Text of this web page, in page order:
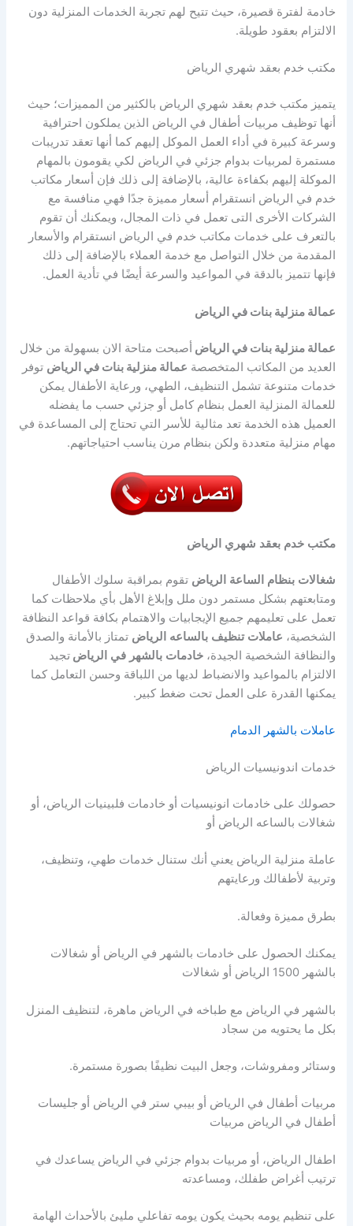
خادمة لفترة قصيرة، حيث تتيح لهم تجربة الخدمات المنزلية دون
الالتزام بعقود طويلة.
مكتب خدم بعقد شهري الرياض
يتميز مكتب خدم بعقد شهري الرياض بالكثير من المميزات؛ حيث
أنها توظيف مربيات أطفال في الرياض الذين يملكون احترافية
وسرعة كبيرة في أداء العمل الموكل إليهم كما أنها تعقد تدريبات
مستمرة لمربيات بدوام جزئي في الرياض لكي يقومون بالمهام
الموكلة إليهم بكفاءة عالية، بالإضافة إلى ذلك فإن أسعار مكاتب
خدم في الرياض انستقرام أسعار مميزة جدًا فهي منافسة مع
الشركات الأخرى التى تعمل في ذات المجال، ويمكنك أن تقوم
بالتعرف على خدمات مكاتب خدم في الرياض انستقرام والأسعار
المقدمة من خلال التواصل مع خدمة العملاء بالإضافة إلى ذلك
فإنها تتميز بالدقة في المواعيد والسرعة أيضًا في تأدية العمل.
عمالة منزلية بنات في الرياض
عمالة منزلية بنات في الرياض أصبحت متاحة الان بسهولة من خلال
العديد من المكاتب المتخصصة عمالة منزلية بنات في الرياض توفر
خدمات متنوعة تشمل التنظيف، الطهي، ورعاية الأطفال يمكن
للعمالة المنزلية العمل بنظام كامل أو جزئي حسب ما يفضله
العميل هذه الخدمة تعد مثالية للأسر التي تحتاج إلى المساعدة في
مهام منزلية متعددة ولكن بنظام مرن يناسب احتياجاتهم.
مكتب خدم بعقد شهري الرياض
شغالات بنظام الساعة الرياض تقوم بمراقبة سلوك الأطفال
ومتابعتهم بشكل مستمر دون ملل وإبلاغ الأهل بأي ملاحظات كما
تعمل على تعليمهم جميع الإيجابيات والاهتمام بكافة قواعد النظافة
الشخصية، عاملات تنظيف بالساعه الرياض تمتاز بالأمانة والصدق
والنظافة الشخصية الجيدة،خادمات بالشهر في الرياضتجيد
الالتزام بالمواعيد والانضباط لديها من اللباقة وحسن التعامل كما
يمكنها القدرة على العمل تحت ضغط كبير.
عاملات بالشهر الدمام
خدمات اندونيسيات الرياض
حصولك على خادمات انونيسيات أو خادمات فلبينيات الرياض، أو
شغالات بالساعه الرياض أو
عاملة منزلية الرياض يعني أنك ستنال خدمات طهي، وتنظيف،
وتربية لأطفالك ورعايتهم
بطرق مميزة وفعالة.
يمكنك الحصول على خادمات بالشهر في الرياض أو شغالات
بالشهر 1500 الرياض أو شغالات
بالشهر في الرياض مع طباخه في الرياض ماهرة، لتنظيف المنزل
بكل ما يحتويه من سجاد
وستائر ومفروشات، وجعل البيت نظيفًا بصورة مستمرة.
مربيات أطفال في الرياض أو بيبي ستر في الرياض أو جليسات
أطفال في الرياض مربيات
اطفال الرياض، أو مربيات بدوام جزئي في الرياض يساعدك في
ترتيب أغراض طفلك، ومساعدته
على تنظيم يومه بحيث يكون يومه تفاعلي مليئ بالأحداث الهامة